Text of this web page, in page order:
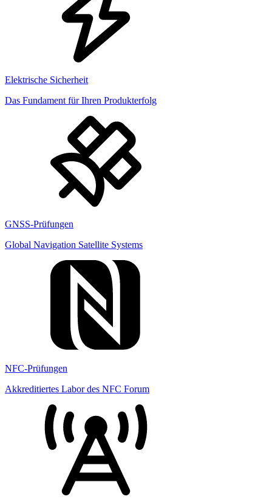
Elektrische Sicherheit
Das Fundament für Ihren Produkterfolg
GNSS-Prüfungen
Global Navigation Satellite Systems
NFC-Prüfungen
Akkreditiertes Labor des NFC Forum